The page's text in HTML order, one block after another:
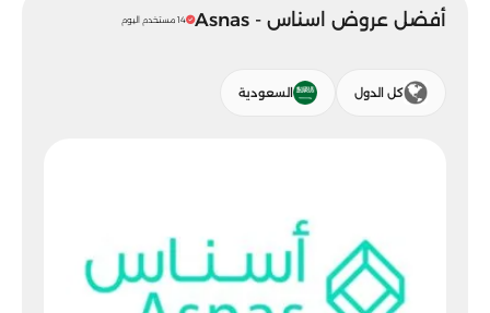
أفضل عروض اسناس - Asnas 14 مستخدم اليوم
كل الدول السعودية